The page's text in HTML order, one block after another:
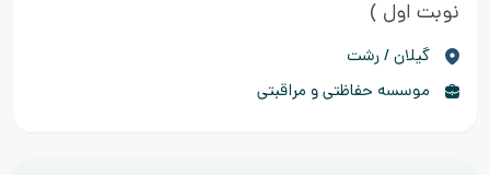
نوبت اول )
گيلان / رشت
موسسه حفاظتی و مراقبتی